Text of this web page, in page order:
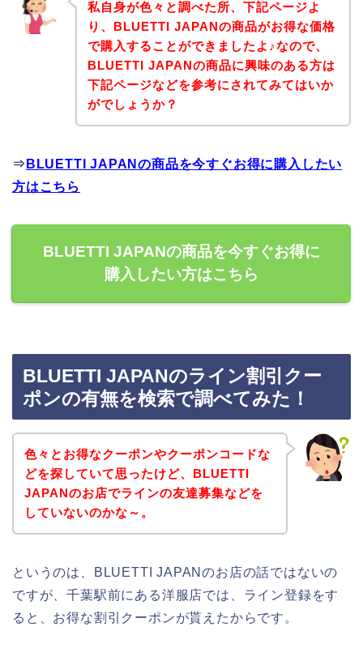
私自身が色々と調べた所、下記ページよ
り、BLUETTI JAPANの商品がお得な価格
で購入することができましたよ♪なので、
BLUETTI JAPANの商品に興味のある方は
下記ページなどを参考にされてみてはいか
がでしょうか？
⇒ BLUETTI JAPANの商品を今すぐお得に購入したい
方はこちら
BLUETTI JAPANの商品を今すぐお得に
購入したい方はこちら
BLUETTI JAPANのライン割引クー
ポンの有無を検索で調べてみた！
色々とお得なクーポンやクーポンコードな
どを探していて思ったけど、BLUETTI
JAPANのお店でラインの友達募集などを
していないのかな～。
というのは、BLUETTI JAPANのお店の話ではないの
ですが、千葉駅前にある洋服店では、ライン登録をす
ると、お得な割引クーポンが貰えたからです。